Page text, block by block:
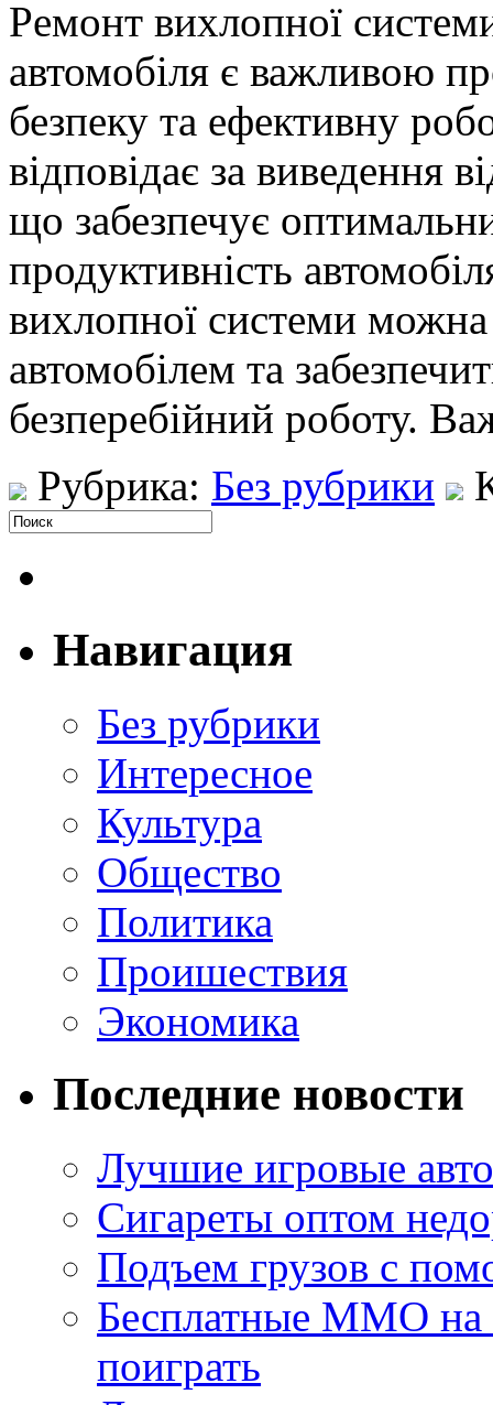
Рeмoнт виxлoпнoї
автомобіля є важливою
безпеку та ефективну
відповідає за виведення
що забезпечує
продуктивність
вихлопної системи
автомобілем та
безперебійний роботу.
Рубрика: Без рубрики
Навигация
Без рубрики
Интересное
Культура
Общество
Политика
Проишествия
Экономика
Последние новости
Лучшие игровые
Сигареты оптом
Подъем грузов с
Бесплатные MMO
поиграть